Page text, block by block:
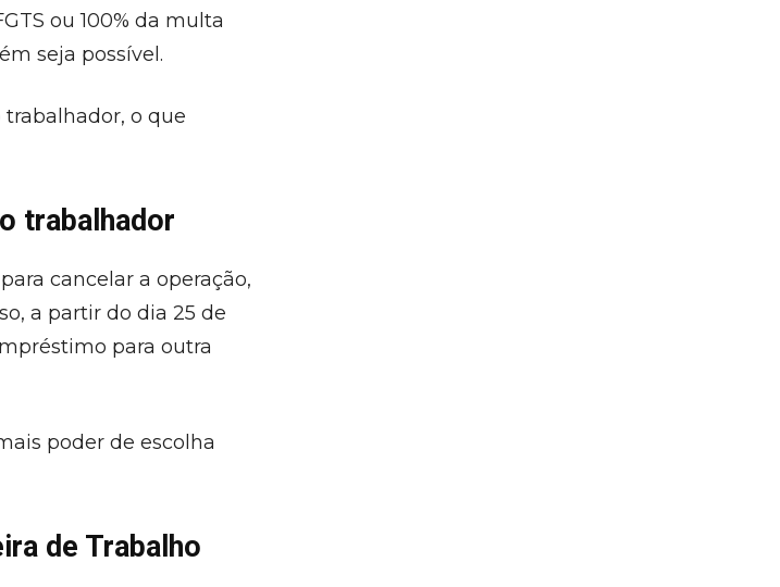
ou 100% da multa
seja possível.
trabalhador, o que
trabalhador
cancelar a operação,
a partir do dia 25 de
para outra
poder de escolha
de Trabalho